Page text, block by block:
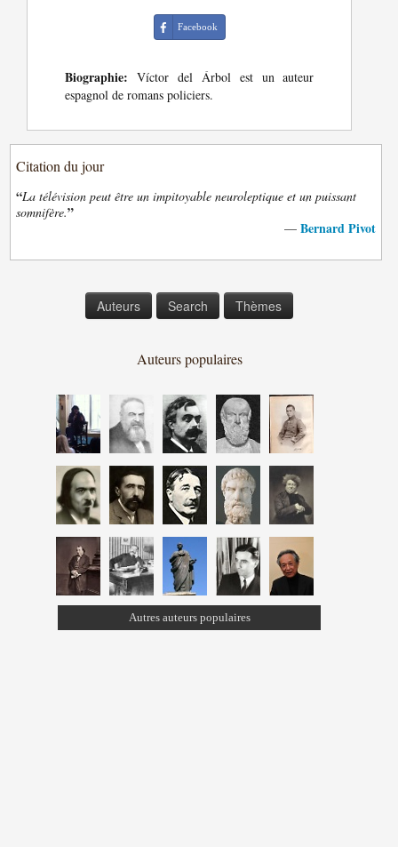
Facebook
Biographie: Víctor del Árbol est un auteur
espagnol de romans policiers.
Citation du jour
“La télévision peut être un impitoyable neuroleptique et un puissant
somnifère.”
— Bernard Pivot
Auteurs Search Thèmes
Auteurs populaires
Autres auteurs populaires